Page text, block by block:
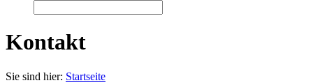
Kontakt
Sie sind hier: Startseite